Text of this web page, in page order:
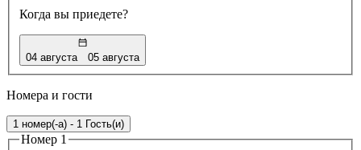
Когда вы приедете?
04 августа 05 августа
Номера и гости
1 номер(-а) - 1 Гость(и)
Номер 1